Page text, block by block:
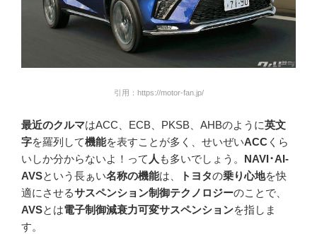
引用：https://motor-fan.jp/
最近のクルマはACC、ECB、PKSB、AHBのように英文
字を羅列して機能を表すことが多く、せいぜいACC くら
いしか分からないよ！って 人 も多いでしょう。 NAVI･AI-
AVSという長ぁい名称の機能は、 トヨタの乗り心地を快
適にさせるサスペンション制御テクノロジーのことで、
AVSとは電子制御減衰力可変サスペンションを指しま
す。